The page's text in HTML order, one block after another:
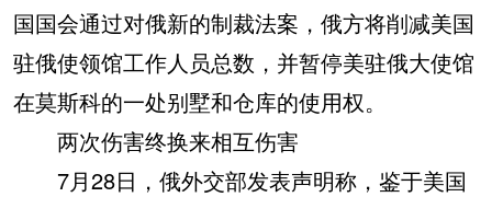
国国会通过对俄新的制裁法案，俄方将削减美国
驻俄使领馆工作人员总数，并暂停美驻俄大使馆
在莫斯科的一处别墅和仓库的使用权。
两次伤害终换来相互伤害
7月28日，俄外交部发表声明称，鉴于美国